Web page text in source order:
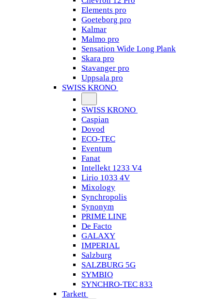
Elements pro
Goeteborg pro
Kalmar
Malmo pro
Sensation Wide Long Plank
Skara pro
Stavanger pro
Uppsala pro
SWISS KRONO
SWISS KRONO
Caspian
Dovod
ECO-TEC
Eventum
Fanat
Intellekt 1233 V4
Lirio 1033 4V
Mixology
Synchropolis
Synonym
PRIME LINE
De Facto
GALAXY
IMPERIAL
Salzburg
SALZBURG 5G
SYMBIO
SYNCHRO-TEC 833
Tarkett